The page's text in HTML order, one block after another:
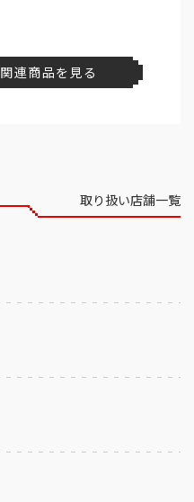
関連商品を見る
取り扱い店舗一覧